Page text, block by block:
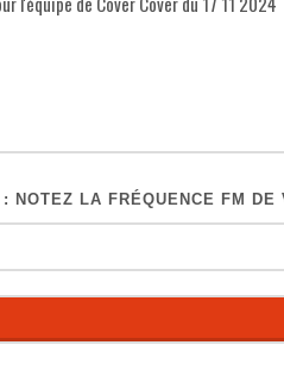
NOTEZ LA FRÉQUENCE FM DE